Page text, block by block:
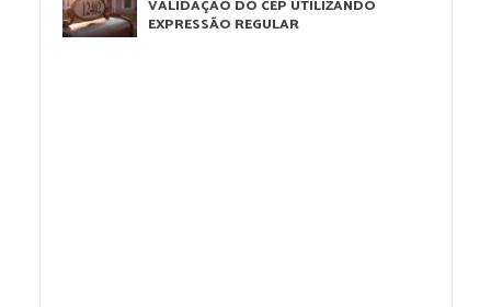
VALIDAÇÃO DO CEP UTILIZANDO
EXPRESSÃO REGULAR